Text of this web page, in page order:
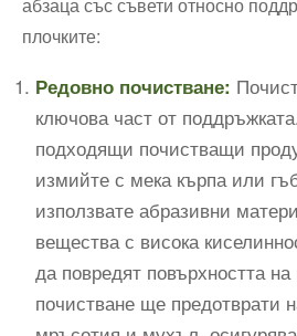
плочките:
Редовно почистване:
ключова част от
подходящи почистващи
измийте с мека кърпа или
използвате абразивни
вещества с висока
да повредят повърхността
почистване ще предотврати